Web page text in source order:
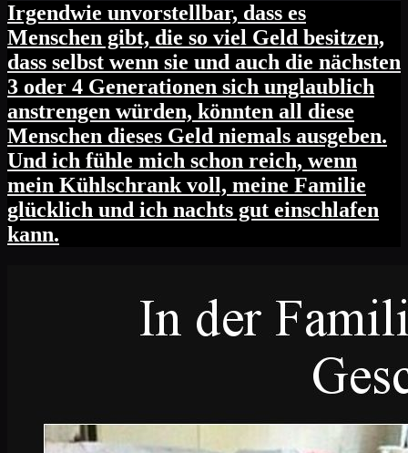
Irgendwie unvorstellbar, dass es
Menschen gibt, die so viel Geld besitzen,
dass selbst wenn sie und auch die nächsten
3 oder 4 Generationen sich unglaublich
anstrengen würden, könnten all diese
Menschen dieses Geld niemals ausgeben.
Und ich fühle mich schon reich, wenn
mein Kühlschrank voll, meine Familie
glücklich und ich nachts gut einschlafen
kann.